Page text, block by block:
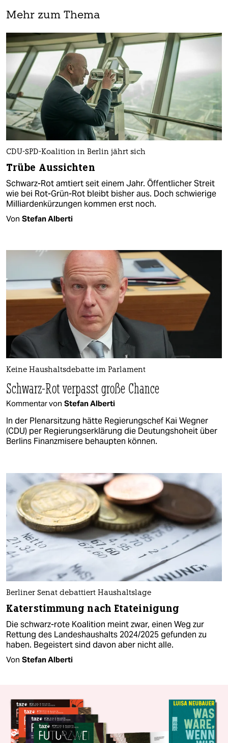
Mehr zum Thema
CDU-SPD-Koalition in Berlin jährt sich
Trübe Aussichten
Schwarz-Rot amtiert seit einem Jahr. Öffentlicher Streit
wie bei Rot-Grün-Rot bleibt bisher aus. Doch schwierige
Milliardenkürzungen kommen erst noch.
Von Stefan Alberti
Keine Haushaltsdebatte im Parlament
Schwarz-Rot verpasst große Chance
Kommentar von Stefan Alberti
In der Plenarsitzung hätte Regierungschef Kai Wegner
(CDU) per Regierungserklärung die Deutungshoheit über
Berlins Finanzmisere behaupten können.
Berliner Senat debattiert Haushaltslage
Katerstimmung nach Etateinigung
Die schwarz-rote Koalition meint zwar, einen Weg zur
Rettung des Landeshaushalts 2024/2025 gefunden zu
haben. Begeistert sind davon aber nicht alle.
Von Stefan Alberti